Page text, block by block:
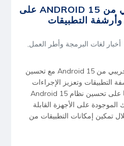
يعمل الإصدار التجريبي من ANDROID 15 على
التطبيقات
أخبار لغات البرمجة وأطر العمل,
أصدرت Google أول إصدار تجريبي من Android 15 مع تحسين
التطبيقات وتعزيز الإجراءات
الأمنية. وركز عملاق التكنولوجيا على تحسين نظام Android 15
على الأجهزة القابلة
تمكين إمكانات التطبيقات من